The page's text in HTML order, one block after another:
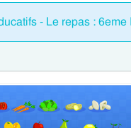
- Le repas : 6eme